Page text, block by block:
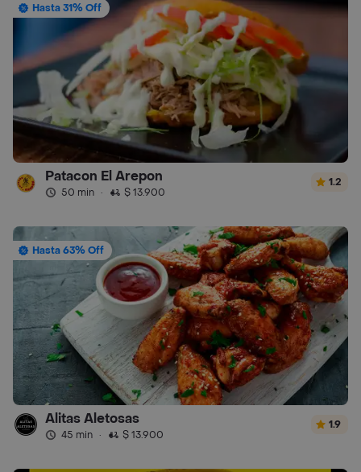
Hasta 31% Off
Patacon El Arepon
50 min · $ 13.900
1.2
Hasta 63% Off
Alitas Aletosas
45 min · $ 13.900
1.9